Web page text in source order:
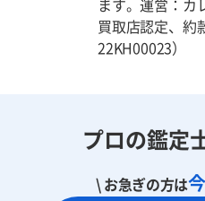
買取店認定、約
22KH00023）
プロの鑑定
\ お急ぎの方は